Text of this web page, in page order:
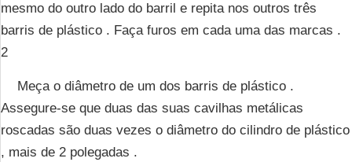
mesmo do outro lado do barril e repita nos outros três
barris de plástico . Faça furos em cada uma das marcas .
2
Meça o diâmetro de um dos barris de plástico .
Assegure-se que duas das suas cavilhas metálicas
roscadas são duas vezes o diâmetro do cilindro de plástico
, mais de 2 polegadas .